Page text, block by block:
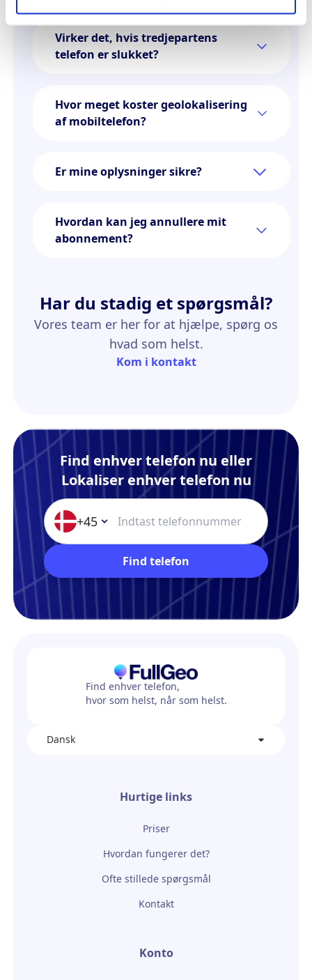
Virker det, hvis tredjepartens
telefon er slukket?
Hvor meget koster geolokalisering
af mobiltelefon?
Er mine oplysninger sikre?
Hvordan kan jeg annullere mit
abonnement?
Har du stadig et spørgsmål?
Vores team er her for at hjælpe, spørg os
hvad som helst.
Kom i kontakt
Find enhver telefon nu eller
Lokaliser enhver telefon nu
+45
Find telefon
Find enhver telefon,
hvor som helst, når som helst.
Dansk
Hurtige links
Priser
Hvordan fungerer det?
Ofte stillede spørgsmål
Kontakt
Konto